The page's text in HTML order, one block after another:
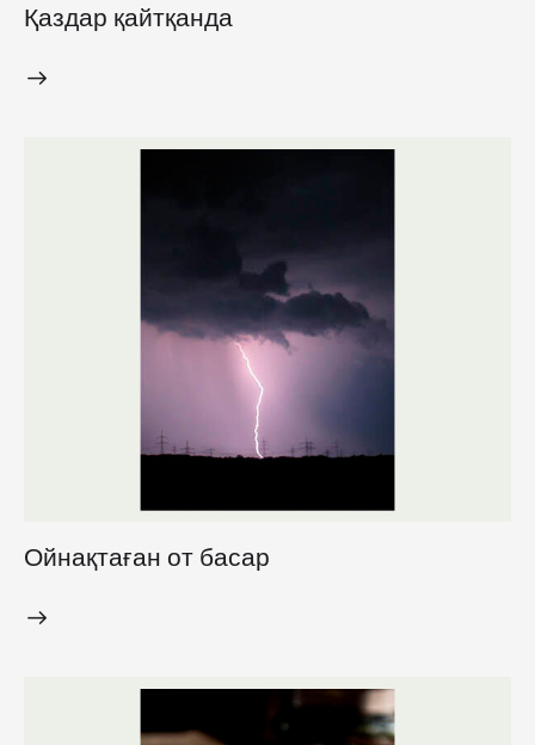
Қаздар қайтқанда
Ойнақтаған от басар